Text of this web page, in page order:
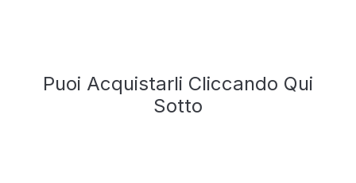
Puoi Acquistarli Cliccando Qui
Sotto